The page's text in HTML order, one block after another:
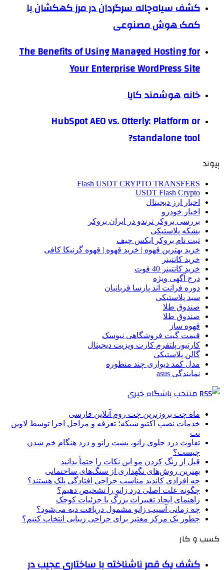
کشف سیاه‌چاله سرگردان در مرز کهکشان با
کمک هوش مصنوعی
The Benefits of Using Managed Hosting for
Your Enterprise WordPress Site
خانه هوشمند کایا
HubSpot AEO vs. Otterly: Platform or
standalone tool?
پیوند
Flash USDT CRYPTO TRANSFERS
USDT Flash Crypto
اخبار ارز دیجیتال
اخبار خودرو
بررسی بروکر ترندو در ایران بروکر
بشکه پلاستیکی
ثبت نام بروکر ایکس چیف
خرید بهترین قهوه | خرید قهوه | قهوه گرنیکا کافی
خرید کانتینر
خرید کانتینر 40 فوت
درج آگهی ویژه
دوره فرانت اند پارسا قربانیان
سبد پلاستیکی
صندوق طلا
صندوق طلا
قهوه ساز
قیمت گیت فروشگاهی نیوسک
کارتیو، پلتفرم کارت ویزیت دیجیتال
گالن پلاستیکی
مدل کمد دیواری چند منظوره
نمایندگی asus
منتخب باشگاه خبری
ماه چت بروزترین چت روم آنلاین فارسی
خدمات نصب اکتیو شبکه؛ تعرفه و مراحل اجرا توسط لاوین
نت
تفاوت درد جلوی زانو، پشت زانو و درد هنگام خم شدن
چیست؟
قبل از رنگ کردن مو این نکات را حتماً بدانید
بهترین روش‌های نگهداری از سنگ‌های ساختمانی
چه افرادی کاندید مناسب جراحی افتادگی پلک هستند؟
چگونه علت اصلی درد زانو را تشخیص دهیم؟
راهنمای ایجاد تغییرات بزرگ با جزئیات کوچک
چه زمانی آسیب زانو مشمول دریافت دیه می‌شود؟
چطور یک مرکز معتبر برای جراحی زیبایی انتخاب کنیم؟
کسب و کار
کشف یک قمر ناشناخته با ساختاری عجیب در